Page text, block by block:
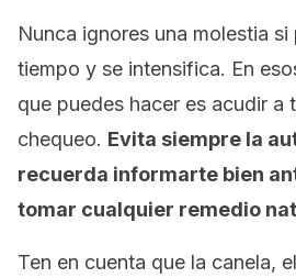
Nunca ignores una molestia si
tiempo y se intensifica. En
que puedes hacer es acudir a
chequeo. Evita siempre la
recuerda informarte bien
tomar cualquier remedio
Ten en cuenta que la canela,